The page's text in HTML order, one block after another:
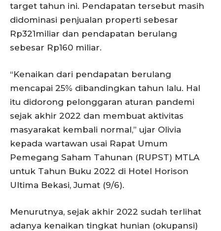
target tahun ini. Pendapatan tersebut masih
didominasi penjualan properti sebesar
Rp321miliar dan pendapatan berulang
sebesar Rp160 miliar.
“Kenaikan dari pendapatan berulang
mencapai 25% dibandingkan tahun lalu. Hal
itu didorong pelonggaran aturan pandemi
sejak akhir 2022 dan membuat aktivitas
masyarakat kembali normal,” ujar Olivia
kepada wartawan usai Rapat Umum
Pemegang Saham Tahunan (RUPST) MTLA
untuk Tahun Buku 2022 di Hotel Horison
Ultima Bekasi, Jumat (9/6).
Menurutnya, sejak akhir 2022 sudah terlihat
adanya kenaikan tingkat hunian (okupansi)